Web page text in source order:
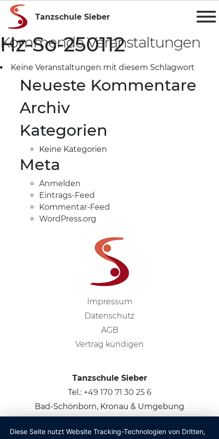
Tanzschule Sieber
Hz-So-250112
Kommende Veranstaltungen
Keine Veranstaltungen mit diesem Schlagwort
Neueste Kommentare
Archiv
Kategorien
Keine Kategorien
Meta
Anmelden
Eintrags-Feed
Kommentar-Feed
WordPress.org
Impressum
Datenschutz
AGB
Vertrag kündigen
Tanzschule Sieber
Tel.: +49 170 71 30 25 6
Bad-Schönborn, Kronau & Umgebung
Claus Sieber
Diese Seite nutzt Website Tracking-Technologien von Dritten,